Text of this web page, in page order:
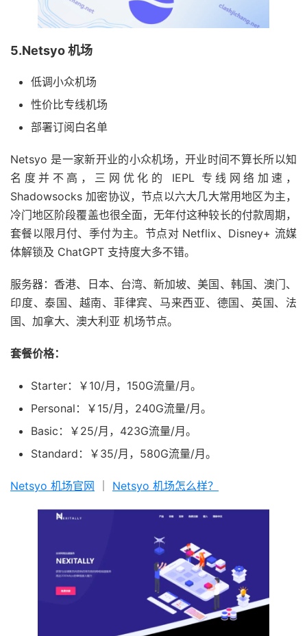
5.Netsyo 机场
低调小众机场
性价比专线机场
部署订阅白名单
Netsyo 是一家新开业的小众机场，开业时间不算长所以知
名度并不高，三网优化的 IEPL 专线网络加速，
Shadowsocks 加密协议，节点以六大几大常用地区为主，
冷门地区阶段覆盖也很全面，无年付这种较长的付款周期，
套餐以限月付、季付为主。节点对 Netflix、Disney+ 流媒
体解锁及 ChatGPT 支持度大多不错。
服务器：香港、日本、台湾、新加坡、美国、韩国、澳门、
印度、泰国、越南、菲律宾、马来西亚、德国、英国、法
国、加拿大、澳大利亚 机场节点。
套餐价格：
Starter：￥10/月，150G流量/月。
Personal：￥15/月，240G流量/月。
Basic：￥25/月，423G流量/月。
Standard：￥35/月，580G流量/月。
Netsyo 机场官网 Netsyo 机场怎么样？